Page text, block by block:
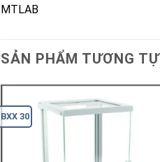
MTLAB
SẢN PHẨM TƯƠNG TỰ
BXX 30